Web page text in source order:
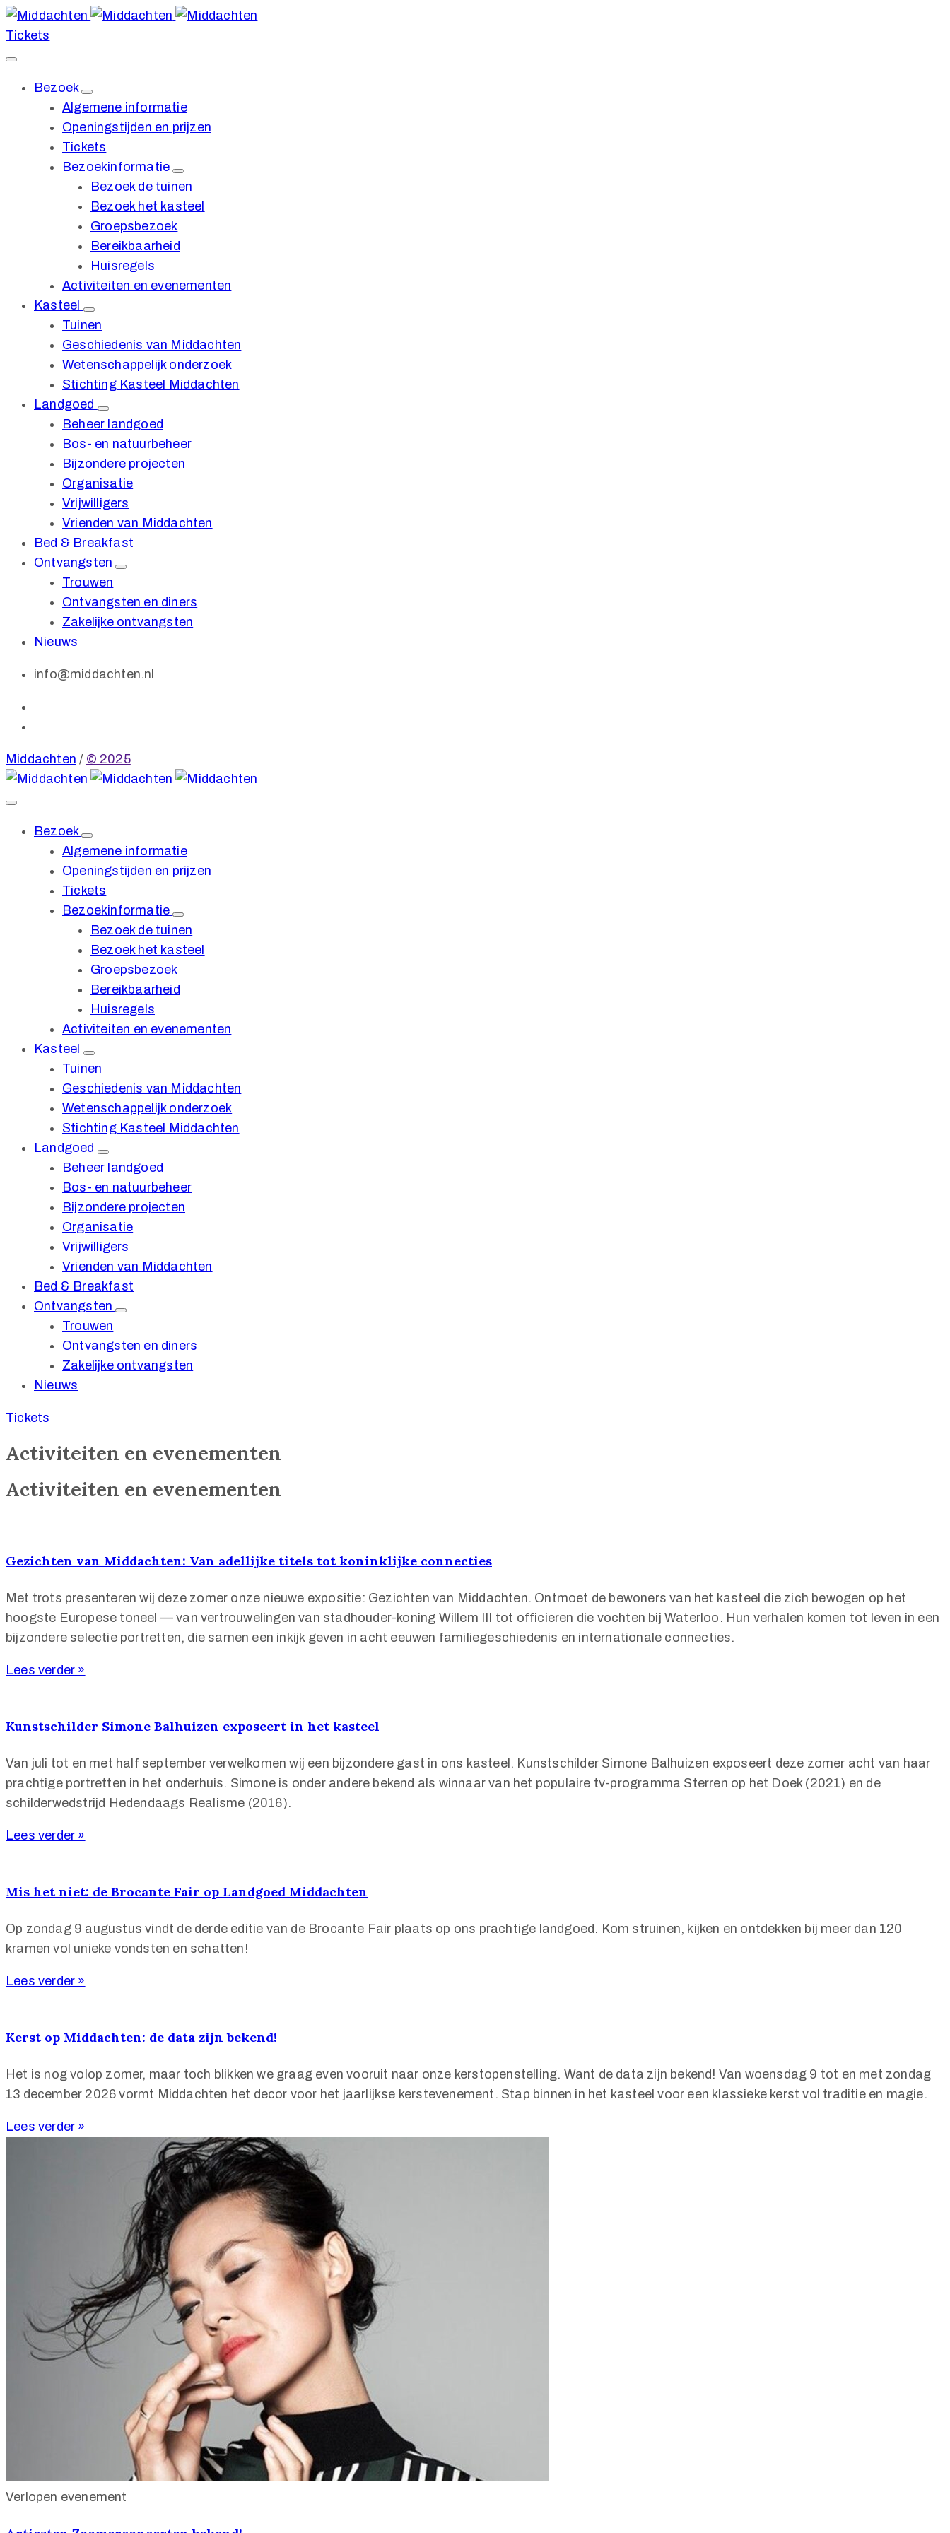
Tickets
Bezoek
Algemene informatie
Openingstijden en prijzen
Tickets
Bezoekinformatie
Bezoek de tuinen
Bezoek het kasteel
Groepsbezoek
Bereikbaarheid
Huisregels
Activiteiten en evenementen
Kasteel
Tuinen
Geschiedenis van Middachten
Wetenschappelijk onderzoek
Stichting Kasteel Middachten
Landgoed
Beheer landgoed
Bos- en natuurbeheer
Bijzondere projecten
Organisatie
Vrijwilligers
Vrienden van Middachten
Bed & Breakfast
Ontvangsten
Trouwen
Ontvangsten en diners
Zakelijke ontvangsten
Nieuws
info@middachten.nl
Middachten / © 2025
Bezoek
Algemene informatie
Openingstijden en prijzen
Tickets
Bezoekinformatie
Bezoek de tuinen
Bezoek het kasteel
Groepsbezoek
Bereikbaarheid
Huisregels
Activiteiten en evenementen
Kasteel
Tuinen
Geschiedenis van Middachten
Wetenschappelijk onderzoek
Stichting Kasteel Middachten
Landgoed
Beheer landgoed
Bos- en natuurbeheer
Bijzondere projecten
Organisatie
Vrijwilligers
Vrienden van Middachten
Bed & Breakfast
Ontvangsten
Trouwen
Ontvangsten en diners
Zakelijke ontvangsten
Nieuws
Tickets
Activiteiten en evenementen
Activiteiten en evenementen
Gezichten van Middachten: Van adellijke titels tot koninklijke connecties
Met trots presenteren wij deze zomer onze nieuwe expositie: Gezichten van Middachten. Ontmoet de bewoners van het kasteel die zich bewogen op het
hoogste Europese toneel — van vertrouwelingen van stadhouder-koning Willem III tot officieren die vochten bij Waterloo. Hun verhalen komen tot leven in een
bijzondere selectie portretten, die samen een inkijk geven in acht eeuwen familiegeschiedenis en internationale connecties.
Lees verder »
Kunstschilder Simone Balhuizen exposeert in het kasteel
Van juli tot en met half september verwelkomen wij een bijzondere gast in ons kasteel. Kunstschilder Simone Balhuizen exposeert deze zomer acht van haar
prachtige portretten in het onderhuis. Simone is onder andere bekend als winnaar van het populaire tv-programma Sterren op het Doek (2021) en de
schilderwedstrijd Hedendaags Realisme (2016).
Lees verder »
Mis het niet: de Brocante Fair op Landgoed Middachten
Op zondag 9 augustus vindt de derde editie van de Brocante Fair plaats op ons prachtige landgoed. Kom struinen, kijken en ontdekken bij meer dan 120
kramen vol unieke vondsten en schatten!
Lees verder »
Kerst op Middachten: de data zijn bekend!
Het is nog volop zomer, maar toch blikken we graag even vooruit naar onze kerstopenstelling. Want de data zijn bekend! Van woensdag 9 tot en met zondag
13 december 2026 vormt Middachten het decor voor het jaarlijkse kerstevenement. Stap binnen in het kasteel voor een klassieke kerst vol traditie en magie.
Lees verder »
Verlopen evenement